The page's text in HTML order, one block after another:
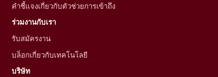
คำชี้แจงเกี่ยวกับตัวช่วยการเข้าถึง
ร่วมงานกับเรา
รับสมัครงาน
บล็อกเกี่ยวกับเทคโนโลยี
บริษัท